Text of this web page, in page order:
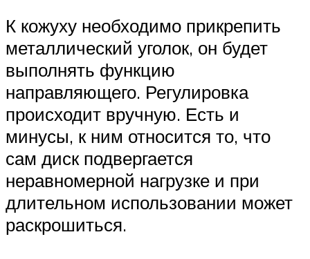
К кожуху необходимо прикрепить
металлический уголок, он будет
выполнять функцию
направляющего. Регулировка
происходит вручную. Есть и
минусы, к ним относится то, что
сам диск подвергается
неравномерной нагрузке и при
длительном использовании может
раскрошиться.